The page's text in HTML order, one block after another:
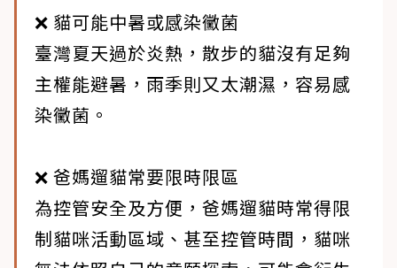
❌ 貓可能中暑或感染黴菌
臺灣夏天過於炎熱，散步的貓沒有足夠
主權能避暑，雨季則又太潮濕，容易感
染黴菌。
❌ 爸媽遛貓常要限時限區
為控管安全及方便，爸媽遛貓時常得限
制貓咪活動區域、甚至控管時間，貓咪